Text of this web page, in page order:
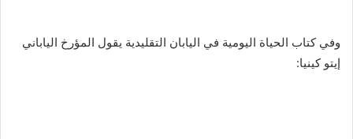
وفي كتاب الحياة اليومية في اليابان التقليدية يقول المؤرخ الياباني
إيتو كينيا: